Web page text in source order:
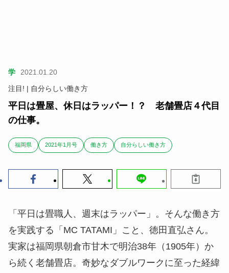
学
2021.01.20
注目! | 自分らしい働き方
平日は畳屋、休日はラッパー！？ 老舗畳店４代目
の仕事。
福岡県 2021年1月号 働き方 自分らしい働き方
「平日は畳職人、週末はラッパー」。そんな働き方
を実践する「MC TATAMI」こと、徳田直弘さん。
実家は福岡県朝倉市甘木で明治38年（1905年）か
ら続く老舗畳店。奇妙なダブルワークに至った経緯